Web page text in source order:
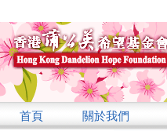
首頁 關於我們